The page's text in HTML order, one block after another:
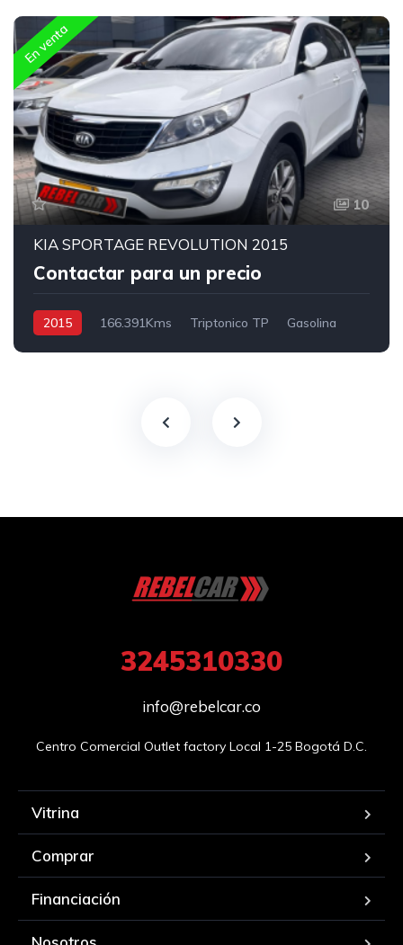
En venta
10
KIA SPORTAGE REVOLUTION 2015
Contactar para un precio
2015 166.391Kms Triptonico TP
Gasolina
3245310330
info@rebelcar.co
Centro Comercial Outlet factory Local 1-25 Bogotá D.C.
Vitrina
Comprar
Financiación